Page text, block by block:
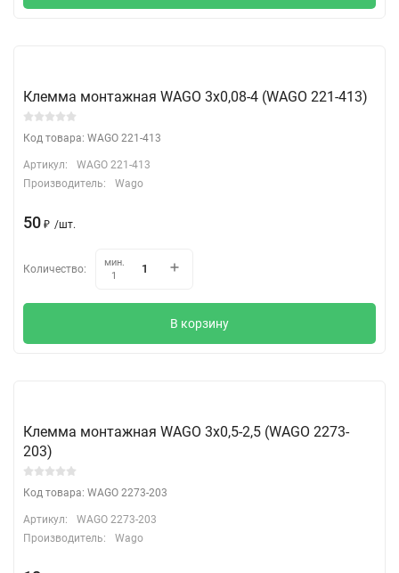
Клемма монтажная WAGO 3х0,08-4 (WAGO 221-413)
Код товара: WAGO 221-413
Артикул:
WAGO 221-413
Производитель:
Wago
50 ₽ /шт.
Количество:
мин.
1
В корзину
Клемма монтажная WAGO 3х0,5-2,5 (WAGO 2273-
203)
Код товара: WAGO 2273-203
Артикул:
WAGO 2273-203
Производитель:
Wago